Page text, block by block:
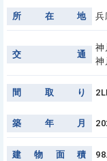
所 在 地 兵
交 通
神
神
間 取 り
築 年 月
建 物 面 積